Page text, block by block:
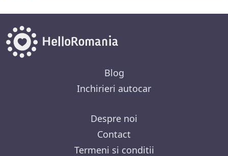
Blog
Inchirieri autocar
Despre noi
Contact
Termeni si conditii